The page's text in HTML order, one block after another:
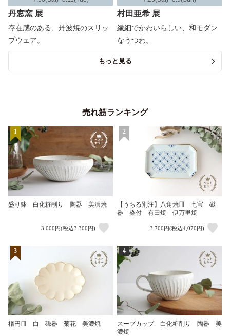
丹窓窯 展
存在感のある、丹波焼のスリッ
プウェア。
村田亜希 展
繊細でかわいらしい、和モダン
なうつわ。
もっと見る
売れ筋ランキング
1
盛り鉢 白化粧削り 陶器 美濃焼
3,000円(税込3,300円)
2
【うちる別注】八角焼皿 七宝 磁
器 染付 有田焼 伊万里焼
3,700円(税込4,070円)
3
楕円皿 白 磁器 菊花 美濃焼
4
スープカップ 白化粧削り 陶器 美
濃焼